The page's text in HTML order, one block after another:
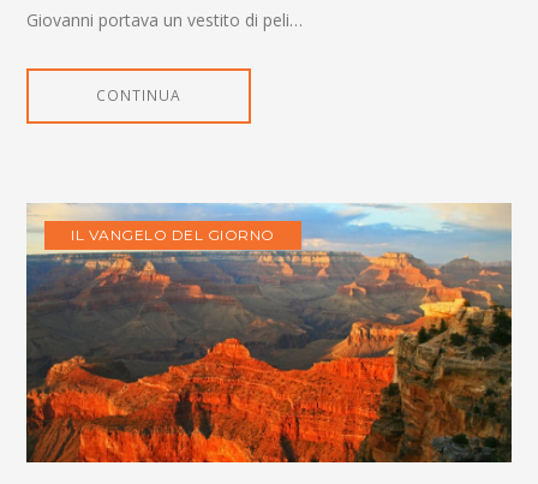
Giovanni portava un vestito di peli…
CONTINUA
IL VANGELO DEL GIORNO